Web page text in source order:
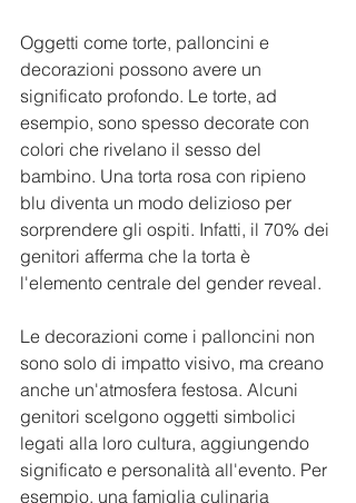
Oggetti come torte, palloncini e
decorazioni possono avere un
significato profondo. Le torte, ad
esempio, sono spesso decorate con
colori che rivelano il sesso del
bambino. Una torta rosa con ripieno
blu diventa un modo delizioso per
sorprendere gli ospiti. Infatti, il 70% dei
genitori afferma che la torta è
l'elemento centrale del gender reveal.
Le decorazioni come i palloncini non
sono solo di impatto visivo, ma creano
anche un'atmosfera festosa. Alcuni
genitori scelgono oggetti simbolici
legati alla loro cultura, aggiungendo
significato e personalità all'evento. Per
esempio, una famiglia culinaria